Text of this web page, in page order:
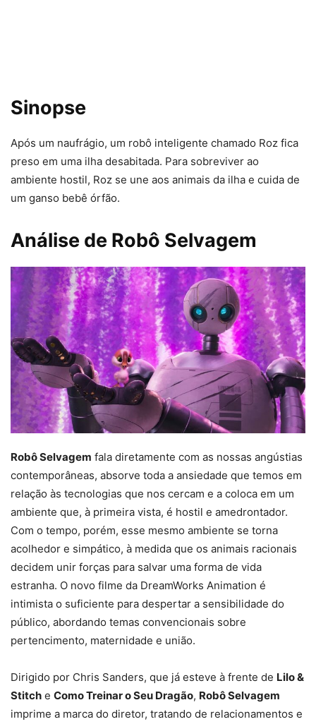
Sinopse
Após um naufrágio, um robô inteligente chamado Roz fica
preso em uma ilha desabitada. Para sobreviver ao
ambiente hostil, Roz se une aos animais da ilha e cuida de
um ganso bebê órfão.
Análise de Robô Selvagem
Robô Selvagem fala diretamente com as nossas angústias
contemporâneas, absorve toda a ansiedade que temos em
relação às tecnologias que nos cercam e a coloca em um
ambiente que, à primeira vista, é hostil e amedrontador.
Com o tempo, porém, esse mesmo ambiente se torna
acolhedor e simpático, à medida que os animais racionais
decidem unir forças para salvar uma forma de vida
estranha. O novo filme da DreamWorks Animation é
intimista o suficiente para despertar a sensibilidade do
público, abordando temas convencionais sobre
pertencimento, maternidade e união.
Dirigido por Chris Sanders, que já esteve à frente de Lilo &
Stitch e Como Treinar o Seu Dragão, Robô Selvagem
imprime a marca do diretor, tratando de relacionamentos e